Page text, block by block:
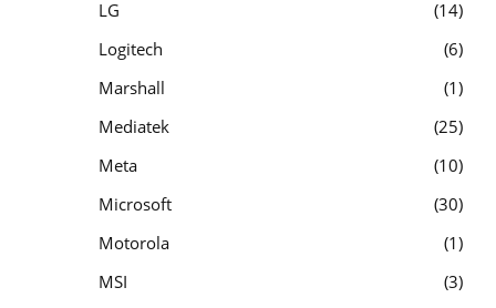
LG
14
Logitech
6
Marshall
1
Mediatek
25
Meta
10
Microsoft
30
Motorola
1
MSI
3